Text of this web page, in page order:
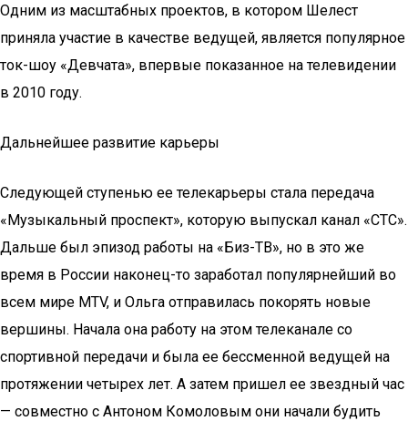
Одним из масштабных проектов, в котором Шелест
приняла участие в качестве ведущей, является популярное
ток-шоу «Девчата», впервые показанное на телевидении
в 2010 году.
Дальнейшее развитие карьеры
Следующей ступенью ее телекарьеры стала передача
«Музыкальный проспект», которую выпускал канал «СТС».
Дальше был эпизод работы на «Биз-ТВ», но в это же
время в России наконец-то заработал популярнейший во
всем мире MTV, и Ольга отправилась покорять новые
вершины. Начала она работу на этом телеканале со
спортивной передачи и была ее бессменной ведущей на
протяжении четырех лет. А затем пришел ее звездный час
— совместно с Антоном Комоловым они начали будить